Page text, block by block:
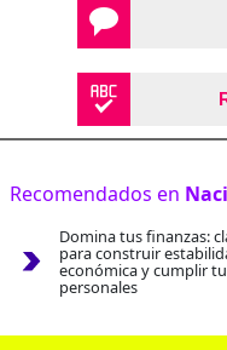
Recomendados en
Domina tus finanzas:
para construir
económica y cumplir
personales